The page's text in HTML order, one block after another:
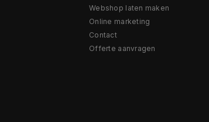
Webshop laten maken
Online marketing
Contact
Offerte aanvragen